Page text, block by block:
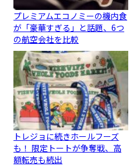
プレミアムエコノミーの機内食
が「豪華すぎる」と話題、6つ
の航空会社を比較
トレジョに続きホールフーズ
も！ 限定トートが争奪戦、高
額転売も続出